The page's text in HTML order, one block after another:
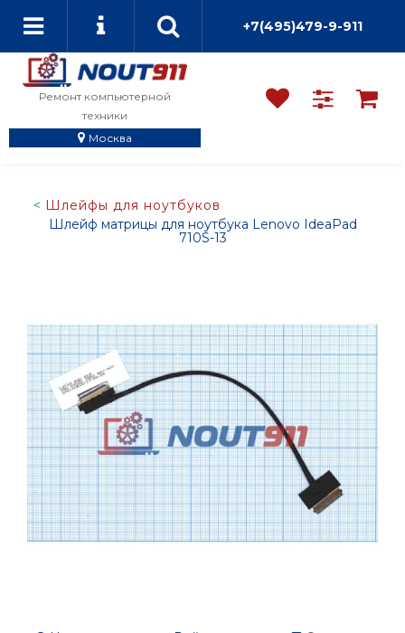
+7(495)479-9-911
Ремонт компьютерной
техники
Москва
Шлейфы для ноутбуков
Шлейф матрицы для ноутбука Lenovo IdeaPad
710S-13